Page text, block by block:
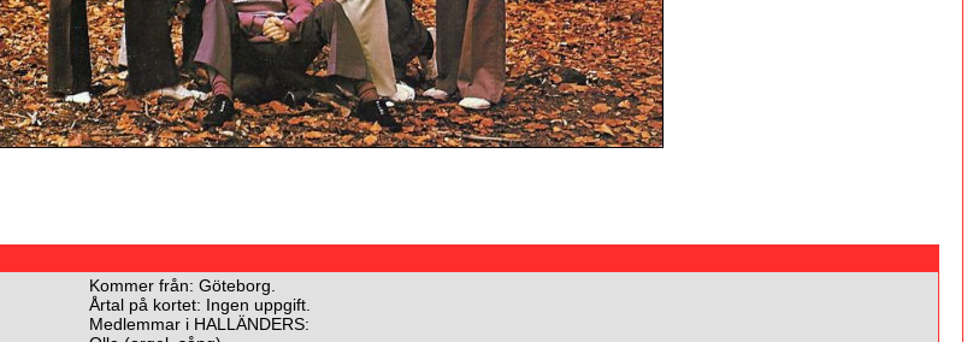
Kommer från: Göteborg.
Årtal på kortet: Ingen uppgift.
Medlemmar i HALLÄNDERS: